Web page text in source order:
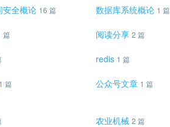
安全概论 16 篇 数据库系统概论 1 篇
篇 阅读分享 2 篇
redis 1 篇
1 篇 公众号文章 1 篇
农业机械 2 篇